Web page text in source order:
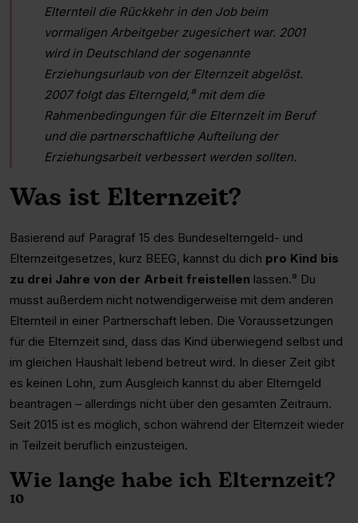
Elternteil die Rückkehr in den Job beim
vormaligen Arbeitgeber zugesichert war. 2001
wird in Deutschland der sogenannte
Erziehungsurlaub von der Elternzeit abgelöst.
2007 folgt das Elterngeld,⁸ mit dem die
Rahmenbedingungen für die Elternzeit im Beruf
und die partnerschaftliche Aufteilung der
Erziehungsarbeit verbessert werden sollten.
Was ist Elternzeit?
Basierend auf Paragraf 15 des Bundeselterngeld- und
Elternzeitgesetzes, kurz BEEG, kannst du dich pro Kind bis
zu drei Jahre von der Arbeit freistellen lassen.⁹ Du
musst außerdem nicht notwendigerweise mit dem anderen
Elternteil in einer Partnerschaft leben. Die Voraussetzungen
für die Elternzeit sind, dass das Kind überwiegend selbst und
im gleichen Haushalt lebend betreut wird. In dieser Zeit gibt
es keinen Lohn, zum Ausgleich kannst du aber Elterngeld
beantragen – allerdings nicht über den gesamten Zeitraum.
Seit 2015 ist es möglich, schon während der Elternzeit wieder
in Teilzeit beruflich einzusteigen.
Wie lange habe ich Elternzeit?
¹⁰